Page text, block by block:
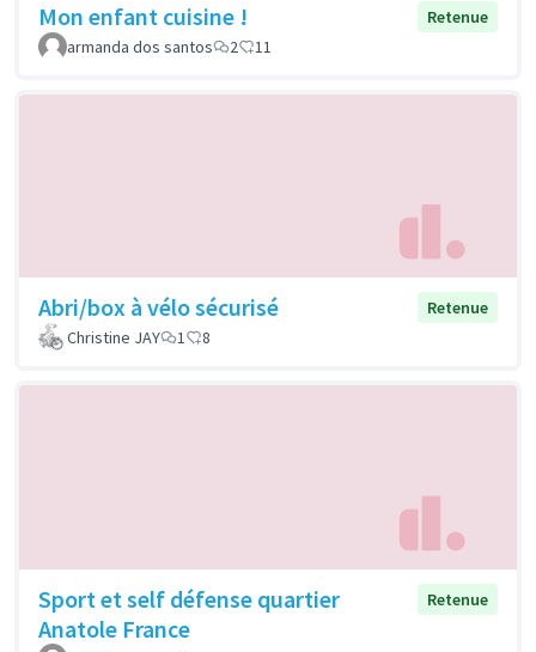
Mon enfant cuisine !
Retenue
armanda dos santos
2 11
Abri/box à vélo sécurisé
Retenue
Christine JAY
1 8
Sport et self défense quartier
Anatole France
Retenue